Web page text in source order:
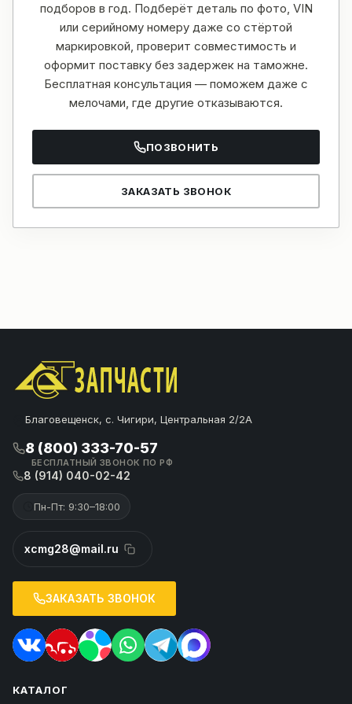
подборов в год. Подберёт деталь по фото, VIN
или серийному номеру даже со стёртой
маркировкой, проверит совместимость и
оформит поставку без задержек на таможне.
Бесплатная консультация — поможем даже с
мелочами, где другие отказываются.
ПОЗВОНИТЬ
ЗАКАЗАТЬ ЗВОНОК
Благовещенск, с. Чигири, Центральная 2/2А
8 (800) 333-70-57
БЕСПЛАТНЫЙ ЗВОНОК ПО РФ
8 (914) 040-02-42
Пн-Пт: 9:30–18:00
xcmg28@mail.ru
ЗАКАЗАТЬ ЗВОНОК
КАТАЛОГ